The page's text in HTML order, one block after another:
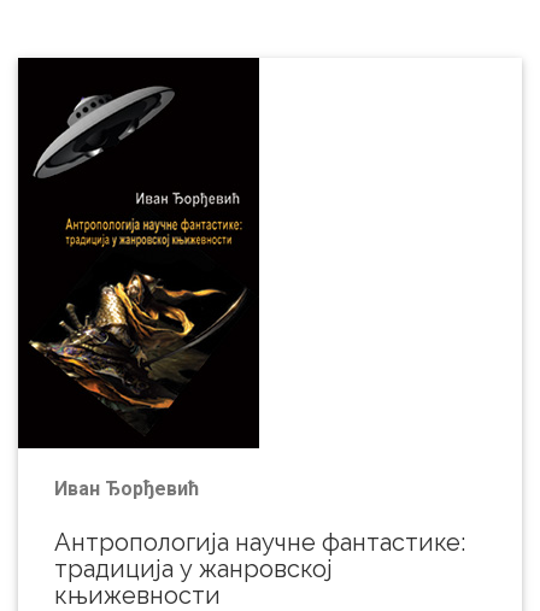
Иван Ђорђевић
Антропологија научне фантастике:
традиција у жанровскоj
књижевности